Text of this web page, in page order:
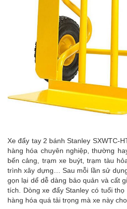
Xe đẩy tay 2 bánh Stanley SXWTC-
hàng hóa chuyên nghiệp, thường
bến cảng, trạm xe buýt, trạm tàu
trình xây dựng… Sau mỗi lần sử
gọn lại dể dễ dàng bảo quản và cất
tích. Dòng xe đẩy Stanley có tuổi
hàng hóa quá tải trọng mà xe này